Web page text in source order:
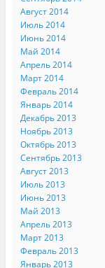
Август 2014
Июль 2014
Июнь 2014
Май 2014
Апрель 2014
Март 2014
Февраль 2014
Январь 2014
Декабрь 2013
Ноябрь 2013
Октябрь 2013
Сентябрь 2013
Август 2013
Июль 2013
Июнь 2013
Май 2013
Апрель 2013
Март 2013
Февраль 2013
Январь 2013